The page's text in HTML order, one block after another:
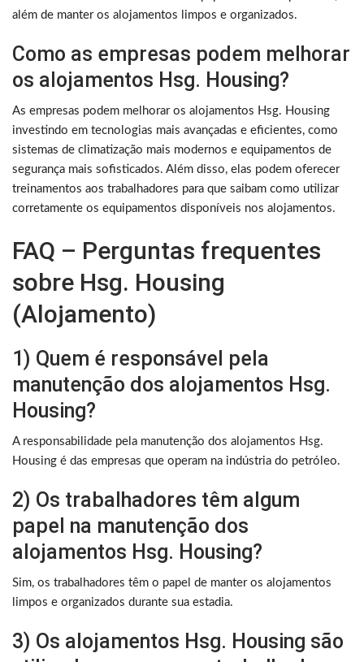
além de manter os alojamentos limpos e organizados.
Como as empresas podem melhorar
os alojamentos Hsg. Housing?
As empresas podem melhorar os alojamentos Hsg. Housing
investindo em tecnologias mais avançadas e eficientes, como
sistemas de climatização mais modernos e equipamentos de
segurança mais sofisticados. Além disso, elas podem oferecer
treinamentos aos trabalhadores para que saibam como utilizar
corretamente os equipamentos disponíveis nos alojamentos.
FAQ – Perguntas frequentes
sobre Hsg. Housing
(Alojamento)
1) Quem é responsável pela
manutenção dos alojamentos Hsg.
Housing?
A responsabilidade pela manutenção dos alojamentos Hsg.
Housing é das empresas que operam na indústria do petróleo.
2) Os trabalhadores têm algum
papel na manutenção dos
alojamentos Hsg. Housing?
Sim, os trabalhadores têm o papel de manter os alojamentos
limpos e organizados durante sua estadia.
3) Os alojamentos Hsg. Housing são